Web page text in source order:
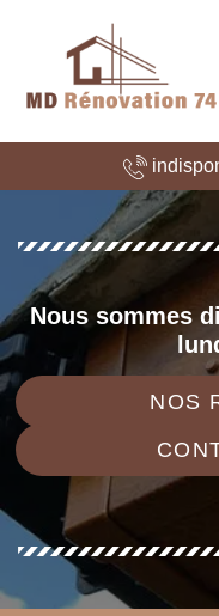
Nous sommes
NOS